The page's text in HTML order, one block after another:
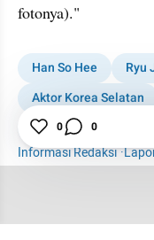
fotonya)."
Han So Hee Ryu
Aktor Korea Selatan
Putus Cinta
Informasi Redaksi·
0 0